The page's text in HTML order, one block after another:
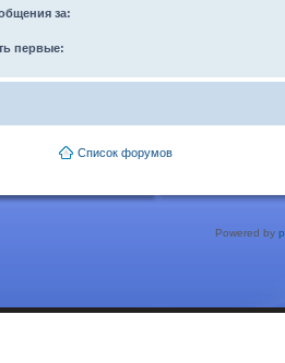
за:
первые:
Список форумов
Powered by